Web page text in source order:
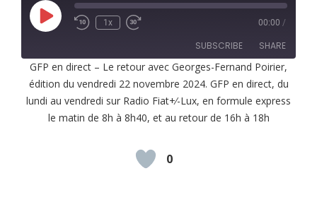
Play
Episode
1x 00:00 /
SUBSCRIBE SHARE
RSS FEED
SHARE
LINK
GFP en direct – Le retour avec Georges-Fernand Poirier,
édition du vendredi 22 novembre 2024. GFP en direct, du
lundi au vendredi sur Radio Fiat+⁄-Lux, en formule express
le matin de 8h à 8h40, et au retour de 16h à 18h
0